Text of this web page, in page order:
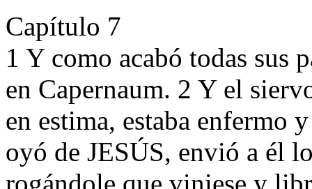
Capítulo 7
1 Y como acabó todas sus
en Capernaum. 2 Y el
en estima, estaba enfermo
oyó de JESÚS, envió a él